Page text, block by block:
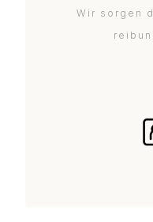
Wir sorgen